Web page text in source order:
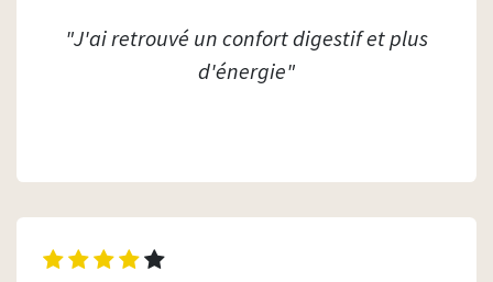
"J'ai retrouvé un confort digestif et plus
d'énergie"